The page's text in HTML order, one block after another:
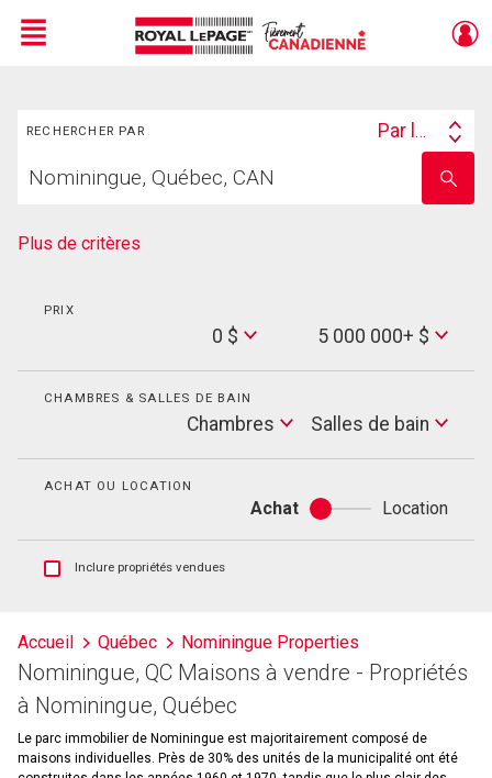
Menu
RECHERCHER PAR
Search
Par lieu
votre
nom
Plus de critères
PRIX
0 $
Max
Price
5 000 000+ $
CHAMBRES & SALLES DE BAIN
Chambres
Salles
de
Salles de bain
ACHAT OU LOCATION
Achat
Achat
ou
Location
Afficher
et
les
historiques
d'inscriptions
Inclure propriétés vendues
Accueil Québec Nominingue Properties
Nominingue, QC Maisons à vendre - Propriétés
à Nominingue, Québec
Le parc immobilier de Nominingue est majoritairement composé de
maisons individuelles. Près de 30% des unités de la municipalité ont été